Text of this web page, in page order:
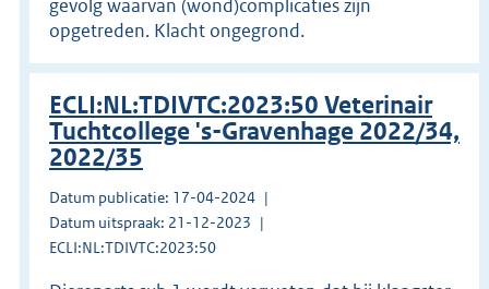
gevolg waarvan (wond)complicaties zijn
opgetreden. Klacht ongegrond.
ECLI:NL:TDIVTC:2023:50 Veterinair
Tuchtcollege 's-Gravenhage 2022/34,
2022/35
Datum publicatie: 17-04-2024
Datum uitspraak: 21-12-2023
ECLI:NL:TDIVTC:2023:50